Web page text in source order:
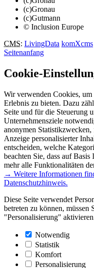
(c)Gronau
(c)Gutmann
© Inclusion Europe
CMS: LivingData komXcms
Seitenanfang
Cookie-
Wir verwenden Cookies,
Erlebnis zu bieten. Dazu
Seite und für die Steuerung
Unternehmensziele
anonymen
Anzeige personalisierter
entscheiden, welche
beachten Sie, dass auf
mehr alle Funktionalitäten
→ Weitere Informationen
Datenschutzhinweis.
Diese Seite verwendet
betreten zu können, müssen
"Personalisierung"
Notwendig
Statistik
Komfort
Personalisierung